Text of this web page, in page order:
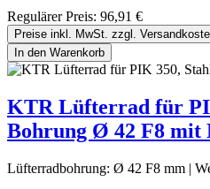
Regulärer Preis: 96,91 €
Preise inkl. MwSt. zzgl.
In den Warenkorb
KTR Lüfterrad für
Bohrung Ø 42 F8 mit
Lüfterradbohrung: Ø 42 F8 mm |